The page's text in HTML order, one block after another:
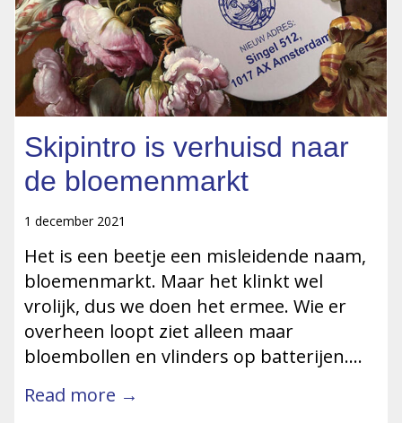
Skipintro is verhuisd naar
de bloemenmarkt
1 december 2021
Het is een beetje een misleidende naam,
bloemenmarkt. Maar het klinkt wel
vrolijk, dus we doen het ermee. Wie er
overheen loopt ziet alleen maar
bloembollen en vlinders op batterijen….
Read more →